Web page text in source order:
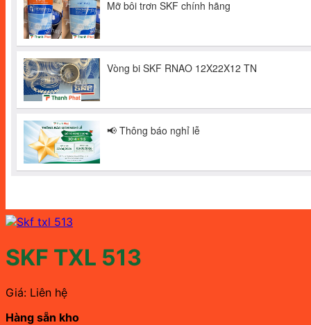
SKF TXL 513
Giá: Liên hệ
Hàng sẵn kho